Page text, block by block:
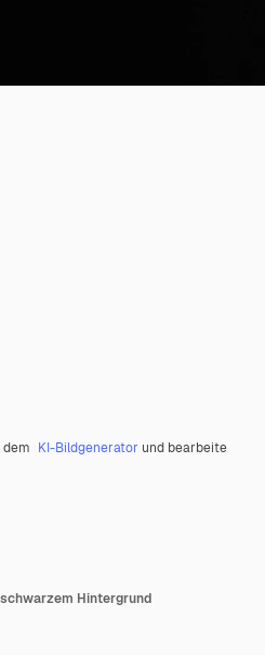
KI-Bildgenerator und bearbeite
Hintergrund